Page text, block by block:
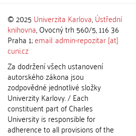
© 2025 Univerzita Karlova,Ústřední
knihovna, Ovocný trh 560/5, 116 36
Praha 1;email: admin-repozitar [at]
cuni.cz
Za dodržení všech ustanovení
autorského zákona jsou
zodpovědné jednotlivé složky
Univerzity Karlovy. / Each
constituent part of Charles
University is responsible for
adherence to all provisions of the